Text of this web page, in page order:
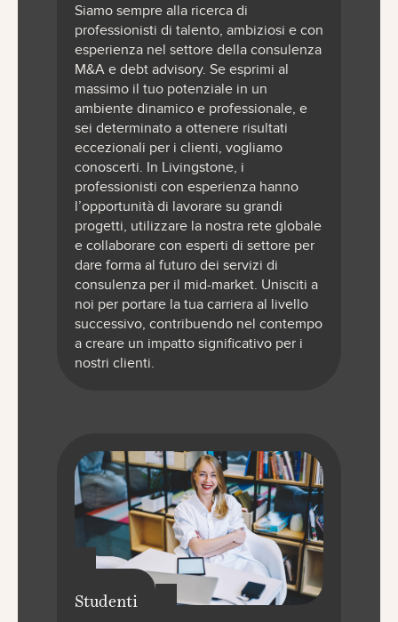
Siamo sempre alla ricerca di
professionisti di talento, ambiziosi e con
esperienza nel settore della consulenza
M&A e debt advisory. Se esprimi al
massimo il tuo potenziale in un
ambiente dinamico e professionale, e
sei determinato a ottenere risultati
eccezionali per i clienti, vogliamo
conoscerti. In Livingstone, i
professionisti con esperienza hanno
l’opportunità di lavorare su grandi
progetti, utilizzare la nostra rete globale
e collaborare con esperti di settore per
dare forma al futuro dei servizi di
consulenza per il mid-market. Unisciti a
noi per portare la tua carriera al livello
successivo, contribuendo nel contempo
a creare un impatto significativo per i
nostri clienti.
Studenti